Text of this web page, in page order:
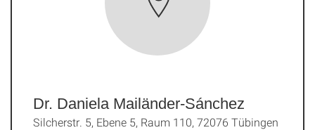
Dr. Daniela Mailänder-Sánchez
Silcherstr. 5, Ebene 5, Raum 110, 72076 Tübingen